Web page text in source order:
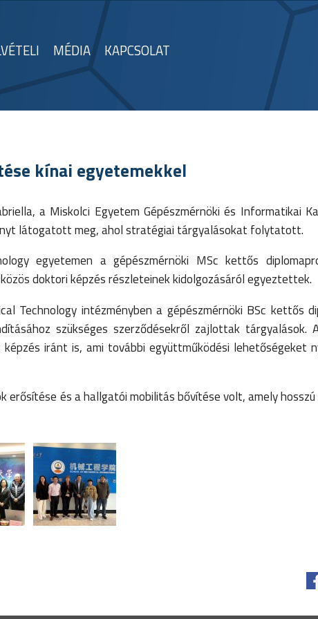
MÉDIA KAPCSOLAT
kínai egyetemekkel
a Miskolci Egyetem Gépészmérnöki és Informatikai
látogatott meg, ahol stratégiai tárgyalásokat folytatott.
egyetemen a gépészmérnöki MSc kettős
doktori képzés részleteinek kidolgozásáról egyeztettek.
Technology intézményben a gépészmérnöki BSc kettős
szükséges szerződésekről zajlottak tárgyalások.
iránt is, ami további együttműködési lehetőségeket
és a hallgatói mobilitás bővítése volt, amely